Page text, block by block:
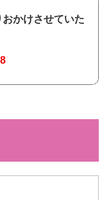
かけさせていた